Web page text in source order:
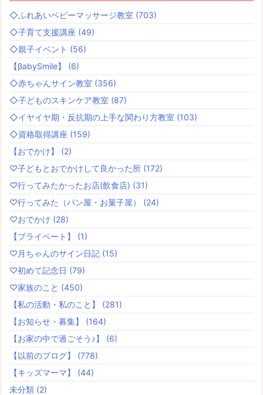
◇ふれあいベビーマッサージ教室 (703)
◇子育て支援講座 (49)
◇親子イベント (56)
【βabySmile】 (6)
◇赤ちゃんサイン教室 (356)
◇子どものスキンケア教室 (87)
◇イヤイヤ期・反抗期の上手な関わり方教室 (103)
◇資格取得講座 (159)
【おでかけ】 (2)
♡子どもとおでかけして良かった所 (172)
♡行ってみたかったお店(飲食店) (31)
♡行ってみた（パン屋・お菓子屋） (24)
♡おでかけ (28)
【プライベート】 (1)
♡月ちゃんのサイン日記 (15)
♡初めて記念日 (79)
♡家族のこと (450)
【私の活動・私のこと】 (281)
【お知らせ・募集】 (164)
【お家の中で過ごそう♪】 (6)
【以前のブログ】 (778)
【キッズマーマ】 (44)
未分類 (2)